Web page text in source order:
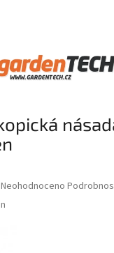
Průměrné
produktu
Neohodnoceno